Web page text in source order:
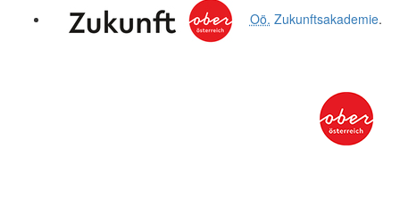
Oö. Zukunftsakademie.